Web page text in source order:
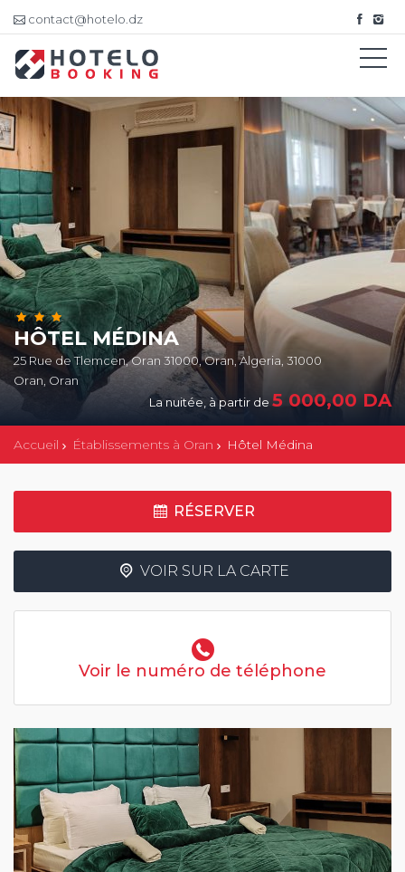
contact@hotelo.dz
HÔTEL MÉDINA
25 Rue de Tlemcen, Oran 31000, Oran, Algeria, 31000
Oran, Oran
La nuitée, à partir de 5 000,00 DA
Accueil Établissements à Oran Hôtel Médina
RÉSERVER
VOIR SUR LA CARTE
Voir le numéro de téléphone